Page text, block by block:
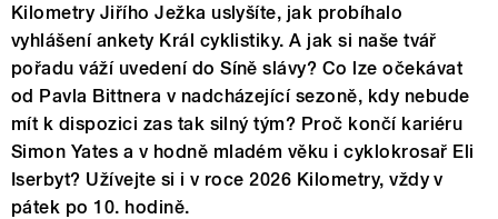
Kilometry Jiřího Ježka uslyšíte, jak probíhalo
vyhlášení ankety Král cyklistiky. A jak si naše tvář
pořadu váží uvedení do Síně slávy? Co lze očekávat
od Pavla Bittnera v nadcházející sezoně, kdy nebude
mít k dispozici zas tak silný tým? Proč končí kariéru
Simon Yates a v hodně mladém věku i cyklokrosař Eli
Iserbyt? Užívejte si i v roce 2026 Kilometry, vždy v
pátek po 10. hodině.